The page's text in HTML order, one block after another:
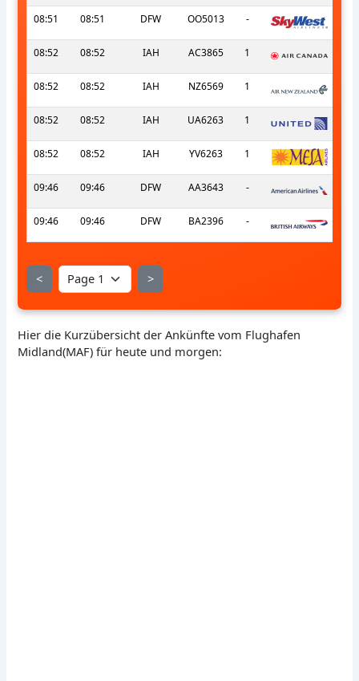
08:51 08:51 DFW OO5013 -
08:52 08:52 IAH AC3865 1
08:52 08:52 IAH NZ6569 1
08:52 08:52 IAH UA6263 1
08:52 08:52 IAH YV6263 1
09:46 09:46 DFW AA3643 -
09:46 09:46 DFW BA2396 -
< >
Hier die Kurzübersicht der Ankünfte vom Flughafen
Midland(MAF) für heute und morgen: